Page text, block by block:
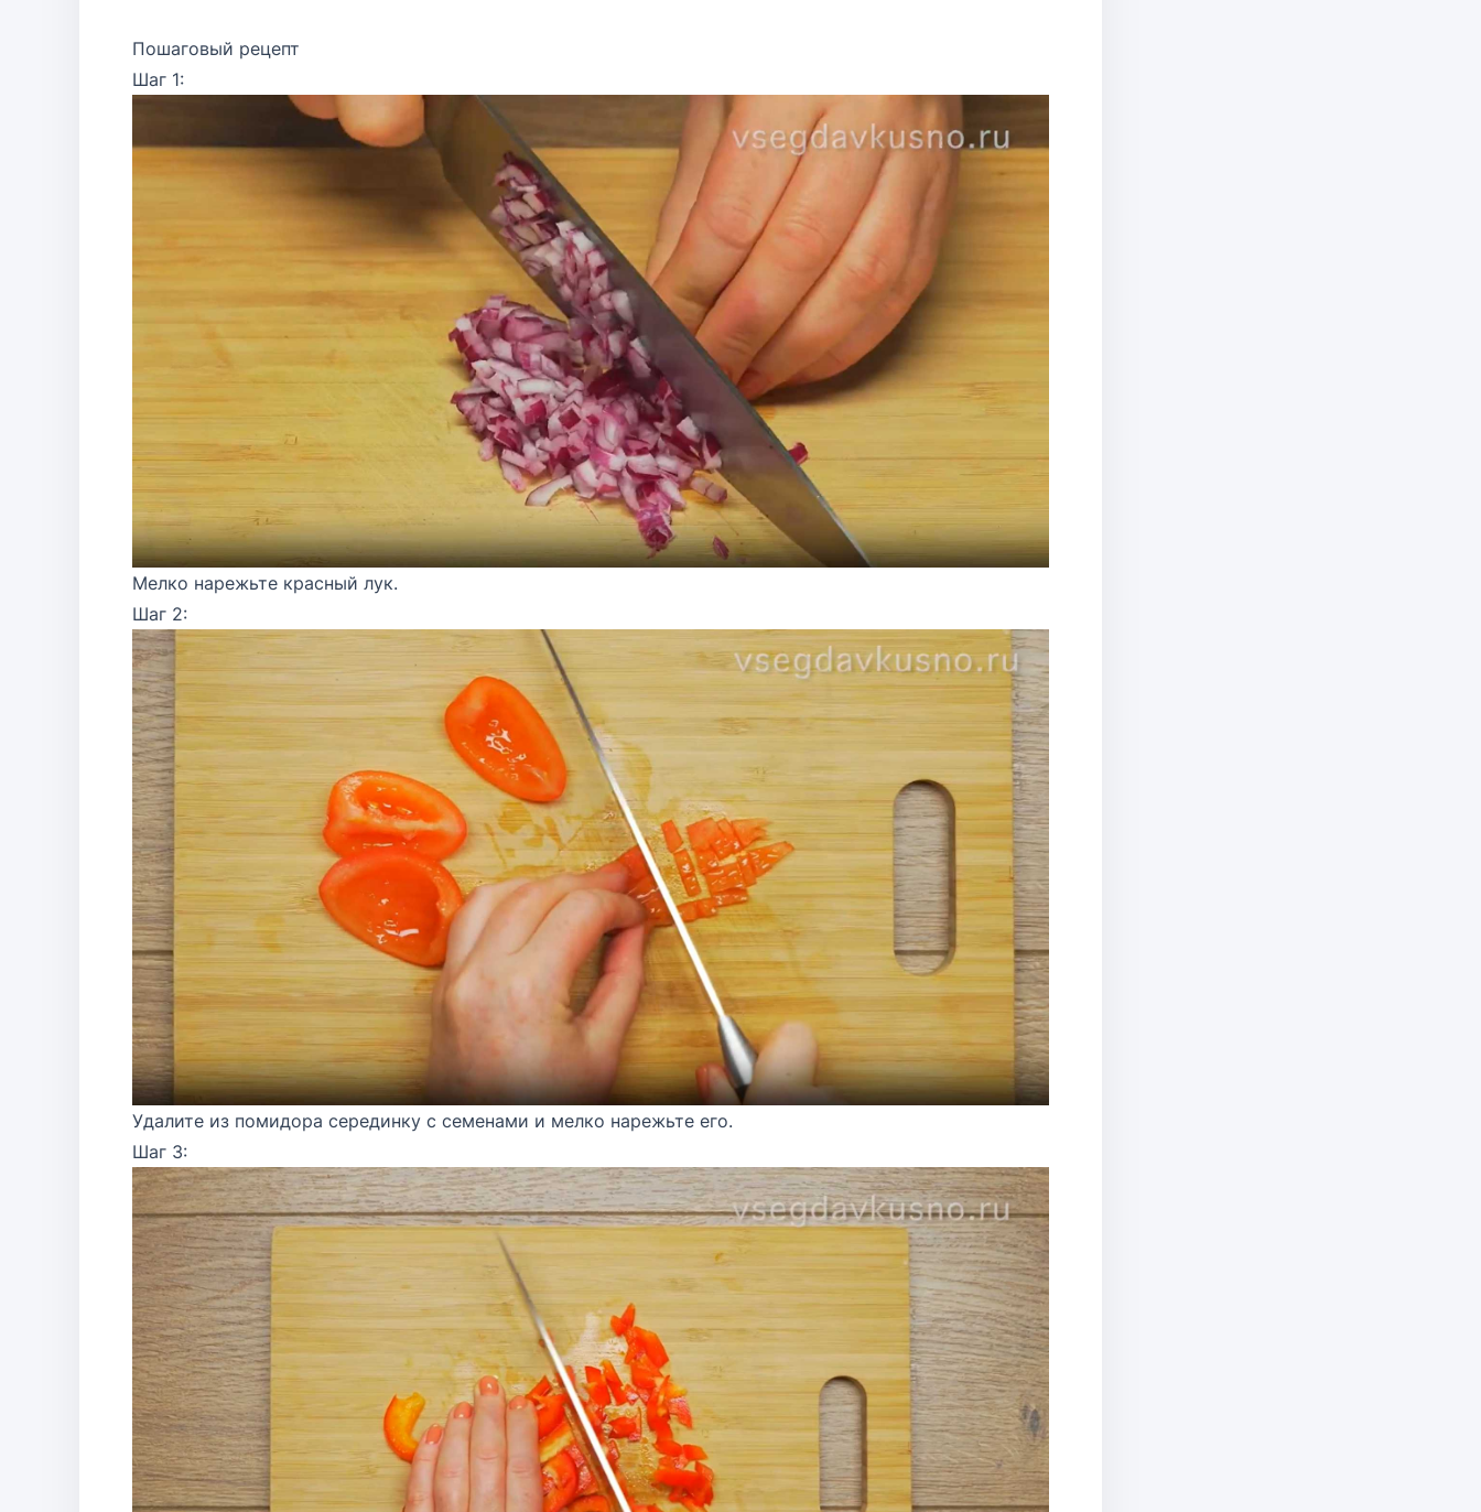
Пошаговый рецепт
Шаг 1:
Мелко нарежьте красный лук.
Шаг 2:
Удалите из помидора серединку с семенами и мелко нарежьте его.
Шаг 3: